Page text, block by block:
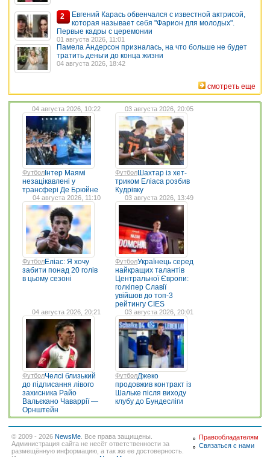
2
Евгений Карась обвенчался с известной актрисой,
которая называет себя "Фарион для молодых".
Первые кадры с церемонии
01 августа 2026, 11:01
Памела Андерсон призналась, на что больше не будет
тратить деньги до конца жизни
04 августа 2026, 18:42
смотреть еще
04 августа 2026, 10:22
ФутболІнтер Маямі
незацікавлені у
трансфері Де Брюйне
03 августа 2026, 20:05
ФутболШахтар із хет-
триком Еліаса розбив
Кудрівку
04 августа 2026, 11:10
ФутболЕліас: Я хочу
забити понад 20 голів
в цьому сезоні
03 августа 2026, 13:49
ФутболУкраїнець серед
найкращих талантів
Центральної Європи:
голкіпер Славії
увійшов до топ-3
рейтингу CIES
04 августа 2026, 20:21
ФутболЧелсі близький
до підписання лівого
захисника Райо
Вальєкано Чаваррії —
Орнштейн
03 августа 2026, 20:01
ФутболДжеко
продовжив контракт із
Шальке після виходу
клубу до Бундесліги
© 2009 - 2026 NewsMe . Все права защищены.
Администрация сайта не несёт ответственности за
размещённую информацию, а так же ее достоверность.
Правообладателям
Связаться с нами